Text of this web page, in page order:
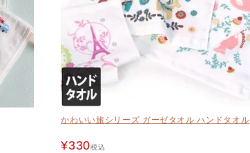
かわいい旅シリーズ ガーゼタオル ハンドタオル
¥330税込